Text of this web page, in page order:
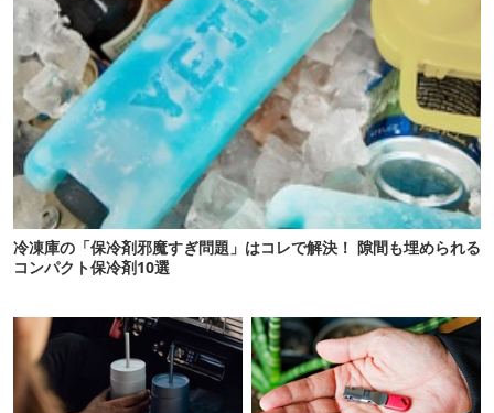
冷凍庫の「保冷剤邪魔すぎ問題」はコレで解決！ 隙間も埋められる
コンパクト保冷剤10選